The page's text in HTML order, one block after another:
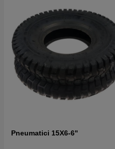
Pneumatici 15X6-6"